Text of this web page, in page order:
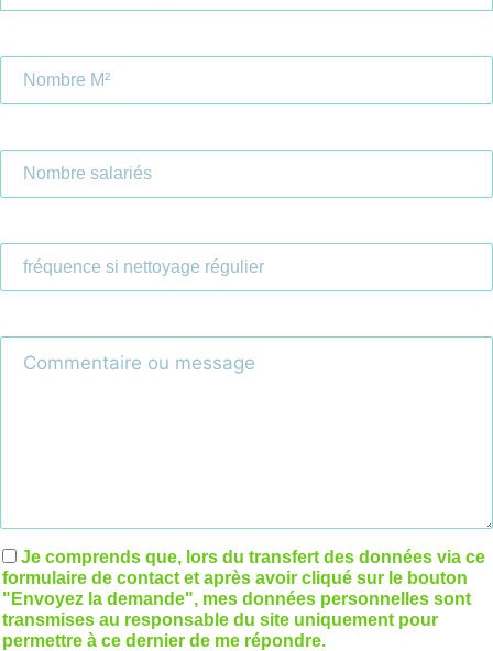
Je comprends que, lors du transfert des données via ce
formulaire de contact et après avoir cliqué sur le bouton
"Envoyez la demande", mes données personnelles sont
transmises au responsable du site uniquement pour
permettre à ce dernier de me répondre.